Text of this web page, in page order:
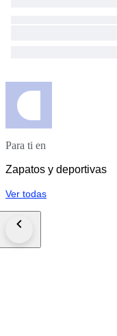
Para ti en
Zapatos y deportivas
Ver todas